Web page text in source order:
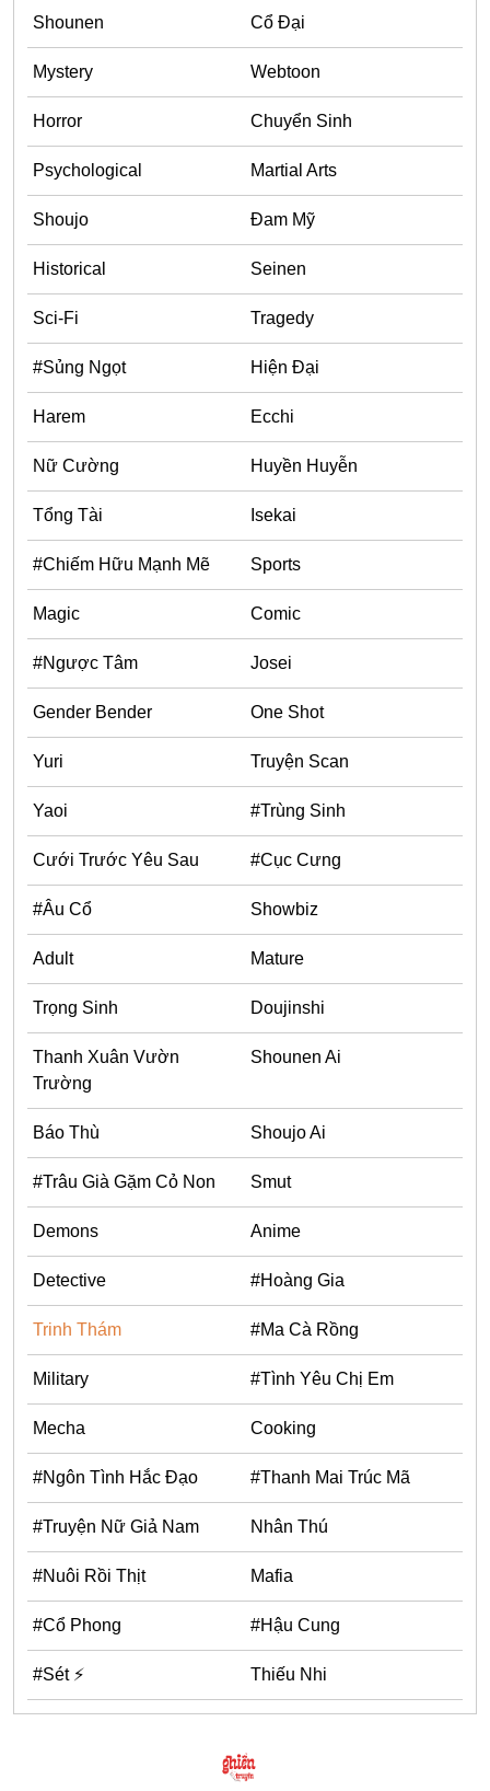
Cưới Trước Yêu Sau
#Cục Cưng
#Âu Cổ
Showbiz
Mature
Doujinshi
Thanh Xuân Vườn Trường
Báo Thù
#Trâu Già Gặm Cỏ Non
Smut
Anime
Detective
#Hoàng Gia
Trinh Thám
Military
Mecha
Cooking
#Thanh Mai Trúc Mã
#Truyện Nữ Giả Nam
Nhân Thú
Mafia
#Cổ Phong
#Sét ⚡
Shounen Cổ Đại
Mystery Webtoon
Horror Chuyển Sinh
Psychological Martial Arts
Shoujo Đam Mỹ
Historical Seinen
Sci-Fi Tragedy
#Sủng Ngọt Hiện Đại
Harem Ecchi
Nữ Cường Huyền Huyễn
Tổng Tài Isekai
#Chiếm Hữu Mạnh Mẽ Sports
Magic Comic
#Ngược Tâm Josei
Gender Bender One Shot
Yuri Truyện Scan
Yaoi #Trùng Sinh
Cưới Trước Yêu Sau #Cục Cưng
#Âu Cổ Showbiz
Adult Mature
Trọng Sinh Doujinshi
Thanh Xuân Vườn
Trường
Shounen Ai
Báo Thù Shoujo Ai
#Trâu Già Gặm Cỏ Non Smut
Demons Anime
Detective #Hoàng Gia
Trinh Thám #Ma Cà Rồng
Military #Tình Yêu Chị Em
Mecha Cooking
#Ngôn Tình Hắc Đạo #Thanh Mai Trúc Mã
#Truyện Nữ Giả Nam Nhân Thú
#Nuôi Rồi Thịt Mafia
#Cổ Phong #Hậu Cung
#Sét ⚡ Thiếu Nhi